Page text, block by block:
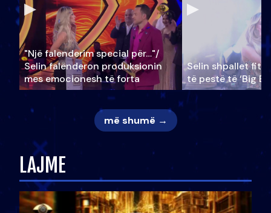
"Një falenderim special për…"/
Selin falënderon produksionin
mes emocionesh të forta
Selin shpallet
të pestë të ‘Big
më shumë →
LAJME